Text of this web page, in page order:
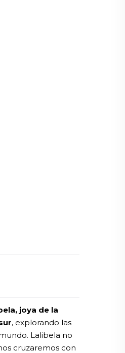
joya de la
, explorando las
Lalibela no
cruzaremos con